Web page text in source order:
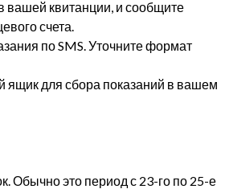
вашей квитанции, и сообщите
счета.
по SMS. Уточните формат
ящик для сбора показаний в вашем
Обычно это период с 23-го по 25-е